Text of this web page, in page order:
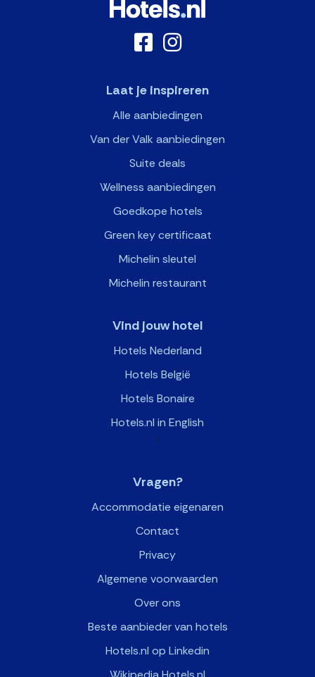
Laat je inspireren
Alle aanbiedingen
Van der Valk aanbiedingen
Suite deals
Wellness aanbiedingen
Goedkope hotels
Green key certificaat
Michelin sleutel
Michelin restaurant
Vind jouw hotel
Hotels Nederland
Hotels België
Hotels Bonaire
Hotels.nl in English
>
Vragen?
Accommodatie eigenaren
Contact
Privacy
Algemene voorwaarden
Over ons
Beste aanbieder van hotels
Hotels.nl op Linkedin